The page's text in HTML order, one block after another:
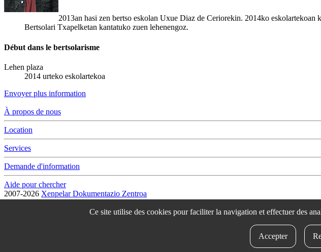
2013an hasi zen bertso eskolan Uxue Diaz de Ceriorekin. 2014ko
Bertsolari Txapelketan kantatuko zuen lehenengoz.
Début dans le bertsolarisme
Lehen plaza
2014 urteko eskolartekoa
Envoyer plus information
À propos de nous
Location
Services
Demande d'information
Aide pour chercher
2007-2026 Xenpelar Dokumentazio Zentroa
T. (+34) 943 69 42 77 / F. (+34) 943 69 30 41 / xenpelar [a bildua] bertsozale.eus /Lege oharra /
Ce site utilise des cookies pour faciliter la navigation et effectuer des
Accepter